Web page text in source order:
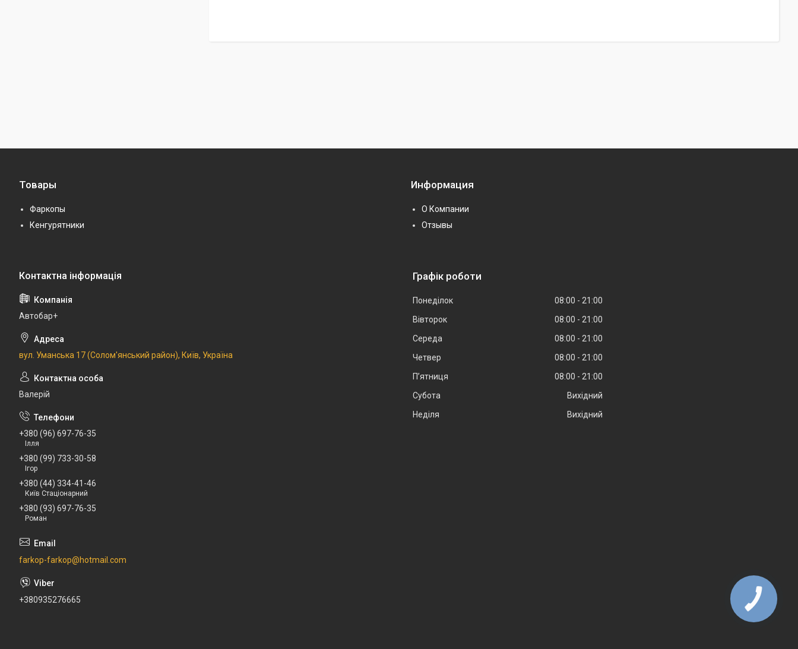
Товары
Фаркопы
Кенгурятники
Информация
О Компании
Отзывы
Автобар+
вул. Уманська 17 (Солом'янський район), Київ, Україна
Валерій
+380 (96) 697-76-35
Ілля
+380 (99) 733-30-58
Ігор
+380 (44) 334-41-46
Київ Стаціонарний
+380 (93) 697-76-35
Роман
farkop-farkop@hotmail.com
+380935276665
Графік роботи
Понеділок 08:00
21:00
Вівторок
08:00
21:00
Середа
08:00
21:00
Четвер
08:00
21:00
Пʼятниця
08:00
21:00
Субота
Вихідний
Неділя
Вихідний